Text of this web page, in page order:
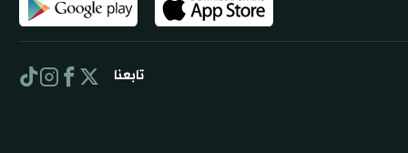
تابعنا